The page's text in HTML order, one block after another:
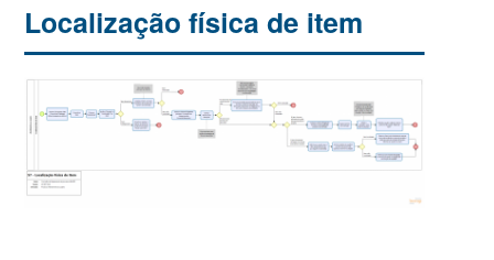
Localização física de item